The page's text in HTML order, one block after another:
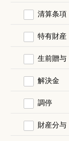
清算条項
特有財産
生前贈与
解決金
調停
財産分与